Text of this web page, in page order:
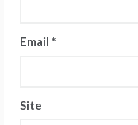
Email *
Site